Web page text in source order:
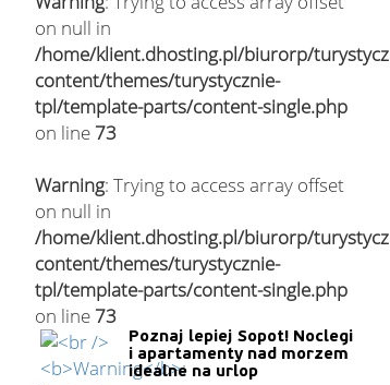
on null in
/home/klient.dhosting.pl/biurorp/
content/themes/turystycznie-
tpl/template-parts/content-single.php
on line 73
Warning: Trying to access array offset
on null in
/home/klient.dhosting.pl/biurorp/
content/themes/turystycznie-
tpl/template-parts/content-single.php
on line 73
Poznaj lepiej Sopot! Noclegi
i apartamenty nad morzem
idealne na urlop